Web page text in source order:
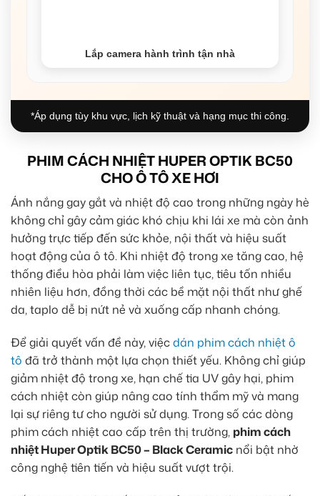
Lắp camera hành trình tận nhà
*Áp dụng tùy khu vực, lịch kỹ thuật và hạng mục thi công.
PHIM CÁCH NHIỆT HUPER OPTIK BC50
CHO Ô TÔ XE HƠI
Ánh nắng gay gắt và nhiệt độ cao trong những ngày hè
không chỉ gây cảm giác khó chịu khi lái xe mà còn ảnh
hưởng trực tiếp đến sức khỏe, nội thất và hiệu suất
hoạt động của ô tô. Khi nhiệt độ trong xe tăng cao, hệ
thống điều hòa phải làm việc liên tục, tiêu tốn nhiều
nhiên liệu hơn, đồng thời các bề mặt nội thất như ghế
da, taplo dễ bị nứt nẻ và xuống cấp nhanh chóng.
Để giải quyết vấn đề này, việcdán phim cách nhiệt ô
tô đã trở thành một lựa chọn thiết yếu. Không chỉ giúp
giảm nhiệt độ trong xe, hạn chế tia UV gây hại, phim
cách nhiệt còn giúp nâng cao tính thẩm mỹ và mang
lại sự riêng tư cho người sử dụng. Trong số các dòng
phim cách nhiệt cao cấp trên thị trường, phim cách
nhiệt Huper Optik BC50 – Black Ceramic nổi bật nhờ
công nghệ tiên tiến và hiệu suất vượt trội.